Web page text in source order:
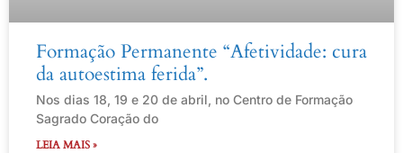
Formação Permanente “Afetividade: cura
da autoestima ferida”.
Nos dias 18, 19 e 20 de abril, no Centro de Formação
Sagrado Coração do
LEIA MAIS »